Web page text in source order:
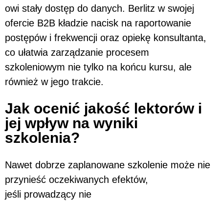
owi stały dostęp do danych. Berlitz w swojej
ofercie B2B kładzie nacisk na raportowanie
postępów i frekwencji oraz opiekę konsultanta,
co ułatwia zarządzanie procesem
szkoleniowym nie tylko na końcu kursu, ale
również w jego trakcie.
Jak ocenić jakość lektorów i
jej wpływ na wyniki
szkolenia?
Nawet dobrze zaplanowane szkolenie może nie
przynieść oczekiwanych efektów,
jeśli prowadzący nie